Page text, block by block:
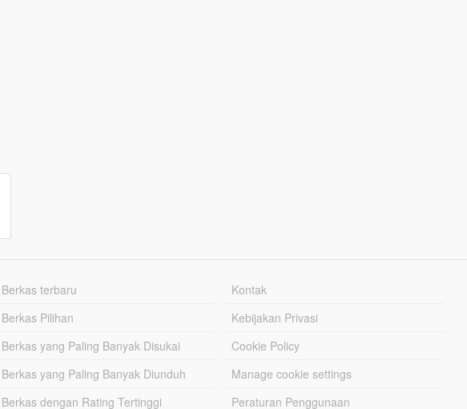
Berkas terbaru
Berkas Pilihan
Berkas yang Paling Banyak Disukai
Berkas yang Paling Banyak Diunduh
Berkas dengan Rating Tertinggi
Kontak
Kebijakan Privasi
Cookie Policy
Manage cookie settings
Peraturan Penggunaan